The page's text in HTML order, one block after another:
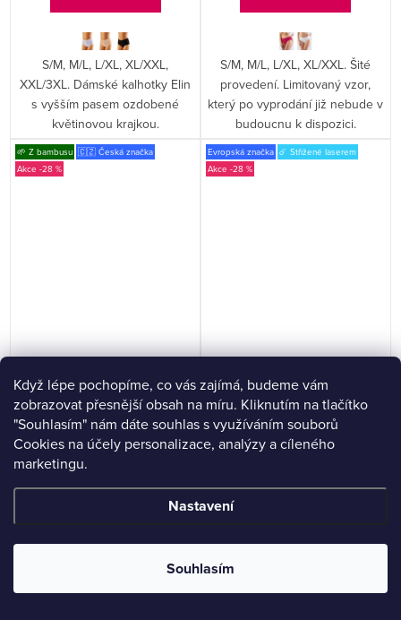
Když lépe pochopíme, co vás zajímá, budeme vám
zobrazovat přesnější obsah na míru. Kliknutím na tlačítko
"Souhlasím" nám dáte souhlas s využíváním souborů
Cookies na účely personalizace, analýzy a cíleného
marketingu.
Nastavení
Souhlasím
S/M, M/L, L/XL, XL/XXL,
XXL/3XL. Dámské kalhotky Elin
s vyšším pasem ozdobené
květinovou krajkou.
S/M, M/L, L/XL, XL/XXL. Šité
provedení. Limitovaný vzor,
který po vyprodání již nebude v
budoucnu k dispozici.
🌱 Z bambusu 🇨🇿 Česká značka
-28 %
Kalhotky klasické ve větších
velikostech 01003P
367 Kč
264 Kč
L/XL, XL/XXL. Vyrobeno
bezešvou technologií.
Evropská značka ☄️ Střižené laserem
-28 %
Dámské stahovací kalhotky
Nuria Emili
1 007 Kč
XS/S, M/L, L/XL, XL/XXL,
XXL/3XL. Dámské vyšší